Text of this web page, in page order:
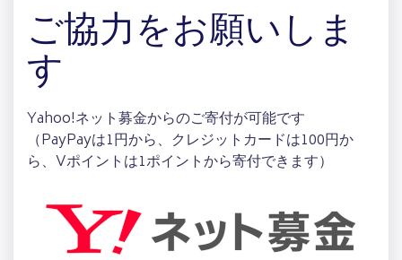
ご協力をお願いしま
す
Yahoo!ネット募金からのご寄付が可能です
（PayPayは1円から、クレジットカードは100円か
ら、Vポイントは1ポイントから寄付できます）